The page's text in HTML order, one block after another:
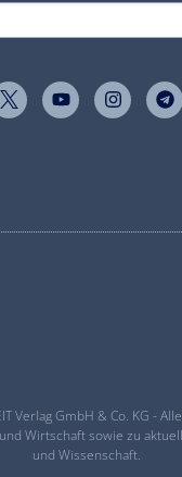
Verlag GmbH & Co. KG -
Wirtschaft sowie zu
und Wissenschaft.